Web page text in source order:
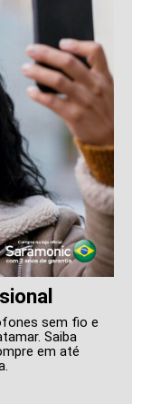
sem fio e
Saiba
em até